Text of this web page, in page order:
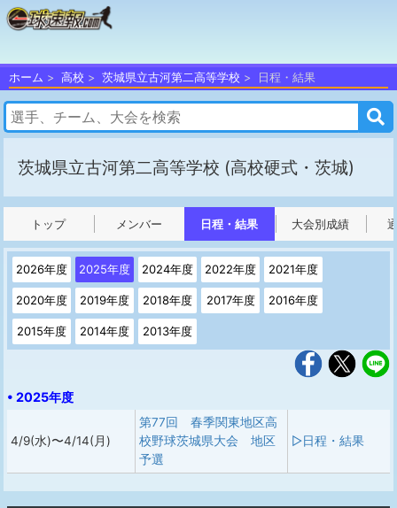
ホーム 高校 茨城県立古河第二高等学校 日程・結果
茨城県立古河第二高等学校 (高校硬式・茨城)
トップ メンバー 日程・結果 大会別成績
2026年度 2025年度 2024年度 2022年度 2021年度
2020年度 2019年度 2018年度 2017年度 2016年度
2015年度 2014年度 2013年度
• 2025年度
4/9(水)〜4/14(月)
第77回 春季関東地区高
校野球茨城県大会 地区
予選
▷日程・結果